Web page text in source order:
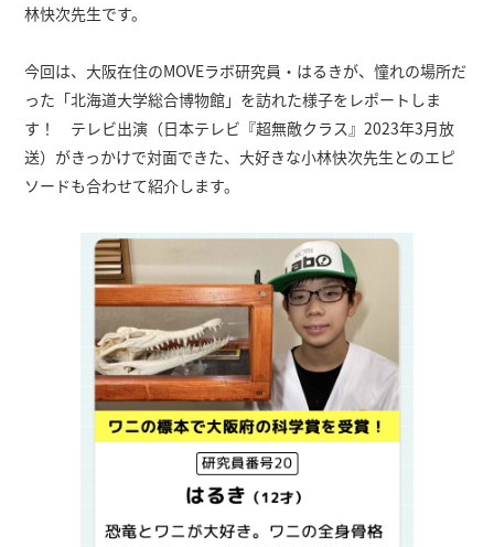
林快次先生です。
今回は、大阪在住のMOVEラボ研究員・はるきが、憧れの場所だ
った「北海道大学総合博物館」を訪れた様子をレポートしま
す！ テレビ出演（日本テレビ『超無敵クラス』2023年3月放
送）がきっかけで対面できた、大好きな小林快次先生とのエピ
ソードも合わせて紹介します。